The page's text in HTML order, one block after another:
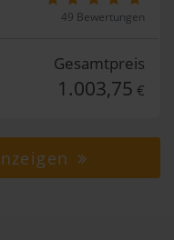
49 Bewertungen
Gesamtpreis
1.003,75 €